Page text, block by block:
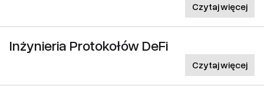
Czytaj więcej
Inżynieria Protokołów DeFi
Czytaj więcej